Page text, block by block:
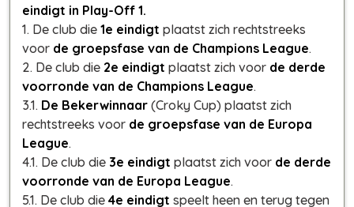
eindigt in Play-Off 1.
1. De club die 1e eindigt plaatst zich rechtstreeks
voor de groepsfase van de Champions League.
2. De club die 2e eindigt plaatst zich voor de derde
voorronde van de Champions League.
3.1. De Bekerwinnaar (Croky Cup) plaatst zich
rechtstreeks voor de groepsfase van de Europa
League.
4.1. De club die 3e eindigt plaatst zich voor de derde
voorronde van de Europa League.
5.1. De club die 4e eindigt speelt heen en terug tegen